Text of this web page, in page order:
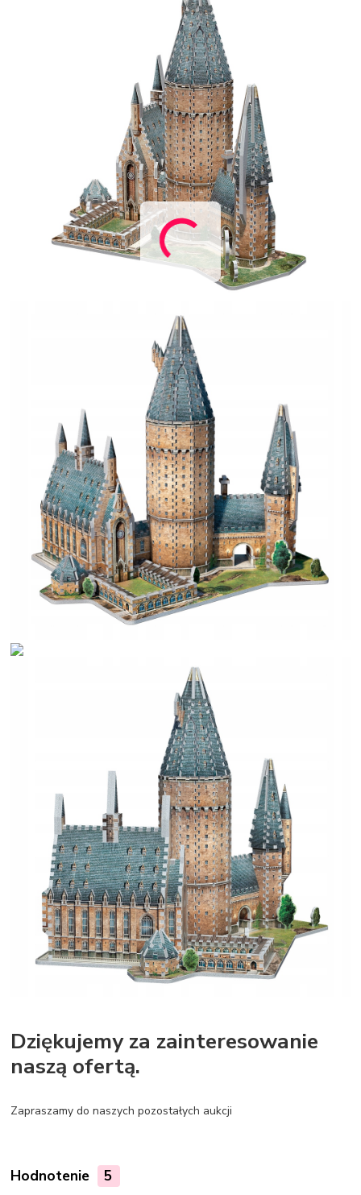
Dziękujemy za zainteresowanie
naszą ofertą.
Zapraszamy do naszych pozostałych aukcji
Hodnotenie 5